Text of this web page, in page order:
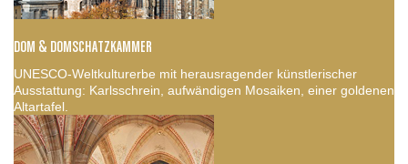
DOM & DOMSCHATZKAMMER
UNESCO-Weltkulturerbe mit herausragender künstlerischer
Ausstattung: Karlsschrein, aufwändigen Mosaiken, einer goldenen
Altartafel.